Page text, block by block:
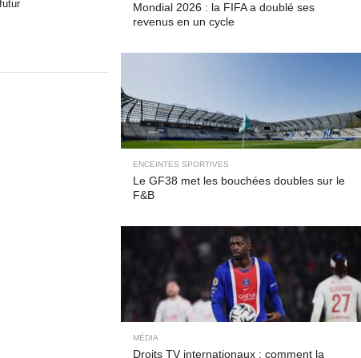
Mondial 2026 : la FIFA a doublé ses
revenus en un cycle
ENCEINTES SPORTIVES
Le GF38 met les bouchées doubles sur le
F&B
MÉDIA
Droits TV internationaux : comment la